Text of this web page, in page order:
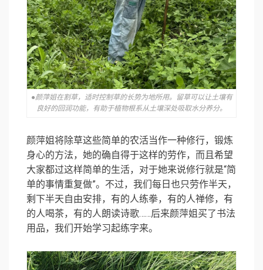
●颜萍姐在割草，适时控制草的长势为地所用。留草可以让土壤有
良好的回润功能，有助于植物根系从土壤深处吸取水分养分。
颜萍姐将除草这些简单的农活当作一种修行，锻炼
身心的方法，她的确自得于这样的劳作，而且希望
大家都过这样简单的生活，对于她来说修行就是“简
单的事情重复做”。不过，我们每日也只劳作半天，
剩下半天自由安排，有的人练拳，有的人禅修，有
的人喝茶，有的人朗读诗歌……后来颜萍姐买了书法
用品，我们开始学习起练字来。